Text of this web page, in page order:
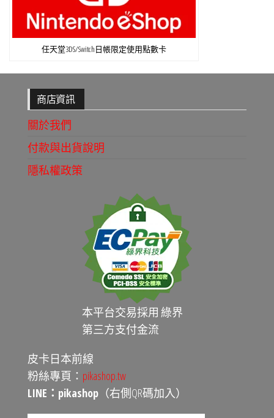
任天堂3DS/Switch日帳限定使用點數卡
商店資訊
關於我們
付款與出貨說明
隱私權政策
本平台交易採用 綠界
第三方支付金流
皮卡日本前線
粉絲專頁： pikashop.tw
LINE：pikashop （右側QR碼加入）